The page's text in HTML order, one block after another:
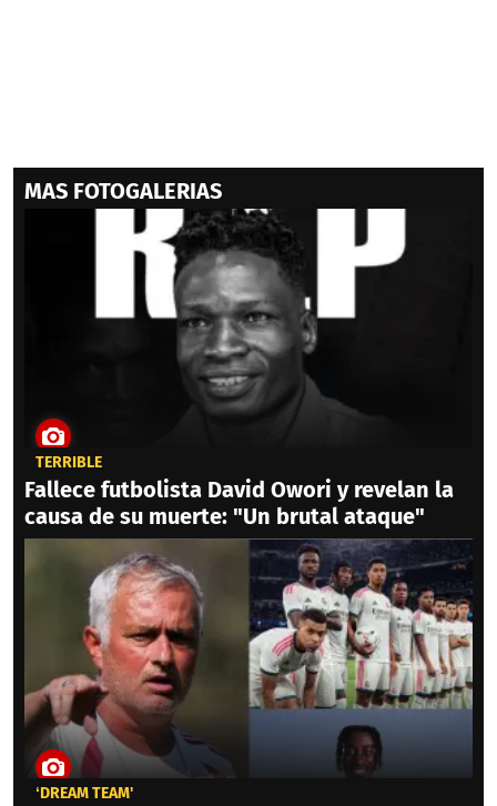
MAS FOTOGALERIAS
TERRIBLE
Fallece futbolista David Owori y revelan la
causa de su muerte: "Un brutal ataque"
‘DREAM TEAM'